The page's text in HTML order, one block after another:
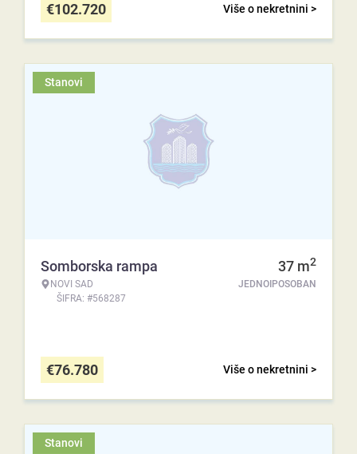
Više o nekretnini >
€102.720
Stanovi
Somborska rampa
NOVI SAD
ŠIFRA: #568287
37 m2
JEDNOIPOSOBAN
Više o nekretnini >
€76.780
Stanovi